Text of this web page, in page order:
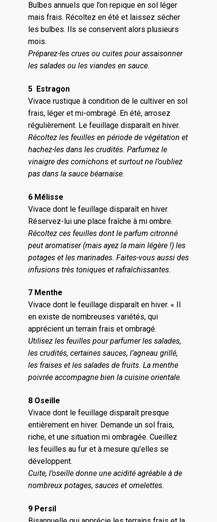
Bulbes annuels que l’on repique en sol léger
mais frais. Récoltez en été et laissez sécher
les bulbes. Ils se conservent alors plusieurs
mois.
Préparez-les crues ou cuites pour assaisonner
les salades ou les viandes en sauce.
5 Estragon
Vivace rustique à condition de le cultiver en sol
frais, léger et mi-ombragé. En été, arrosez
régulièrement. Le feuillage disparaît en hiver.
Récoltez les feuilles en période de végétation et
hachez-les dans les crudités. Parfumez le
vinaigre des cornichons et surtout ne l’oubliez
pas dans la sauce béarnaise.
6 Mélisse
Vivace dont le feuillage disparaît en hiver.
Réservez-lui une place fraîche à mi ombre.
Récoltez ces feuilles dont le parfum citronné
peut aromatiser (mais ayez la main légère !) les
potages et les marinades. Faites-vous aussi des
infusions très toniques et rafraîchissantes.
7 Menthe
Vivace dont le feuillage disparaît en hiver. « Il
en existe de nombreuses variétés, qui
apprécient un terrain frais et ombragé.
Utilisez les feuilles pour parfumer les salades,
les crudités, certaines sauces, l’agneau grillé,
les fraises et les salades de fruits. La menthe
poivrée accompagne bien la cuisine orientale.
8 Oseille
Vivace dont le feuillage disparaît presque
entièrement en hiver. Demande un sol frais,
riche, et une situation mi ombragée. Cueillez
les feuilles au fur et à mesure qu’elles se
développent.
Cuite, l’oseille donne une acidité agréable à de
nombreux potages, sauces et omelettes.
9 Persil